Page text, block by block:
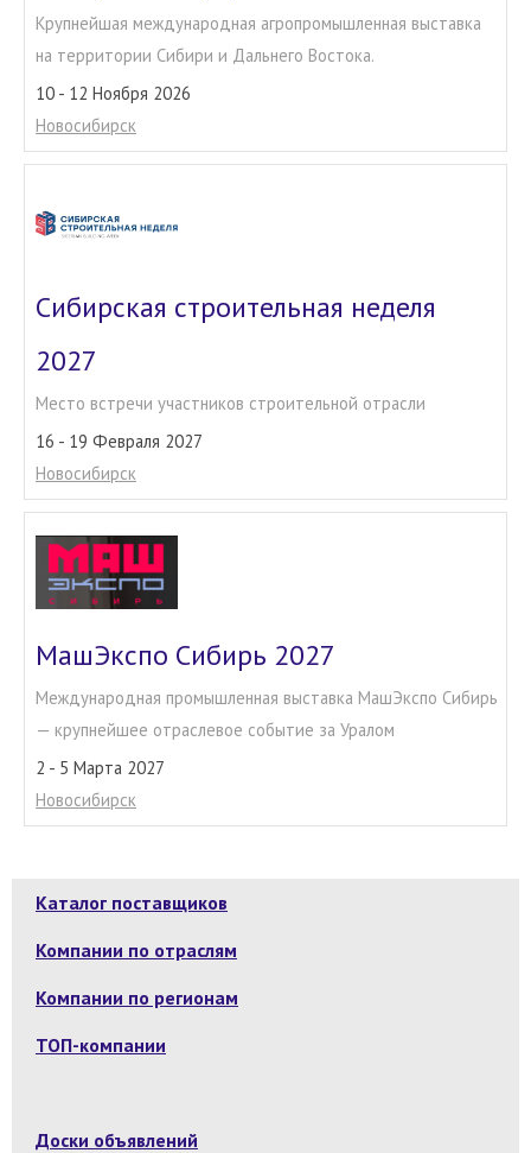
Крупнейшая международная агропромышленная выставка
на территории Сибири и Дальнего Востока.
10 - 12 Ноября 2026
Новосибирск
Сибирская строительная неделя
2027
Место встречи участников строительной отрасли
16 - 19 Февраля 2027
Новосибирск
МашЭкспо Сибирь 2027
Международная промышленная выставка МашЭкспо Сибирь
— крупнейшее отраслевое событие за Уралом
2 - 5 Марта 2027
Новосибирск
Каталог поставщиков
Компании по отраслям
Компании по регионам
ТОП-компании
Доски объявлений